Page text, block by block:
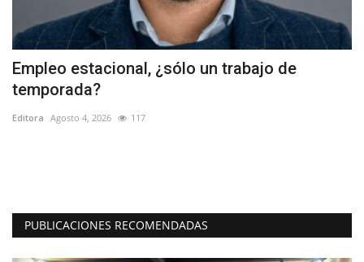
Empleo estacional, ¿sólo un trabajo de
temporada?
Editora Agosto 4, 2026 117
PUBLICACIONES RECOMENDADAS